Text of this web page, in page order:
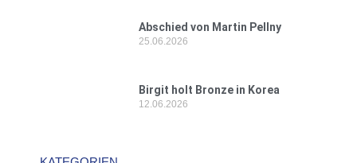
Abschied von Martin Pellny
25.06.2026
Birgit holt Bronze in Korea
12.06.2026